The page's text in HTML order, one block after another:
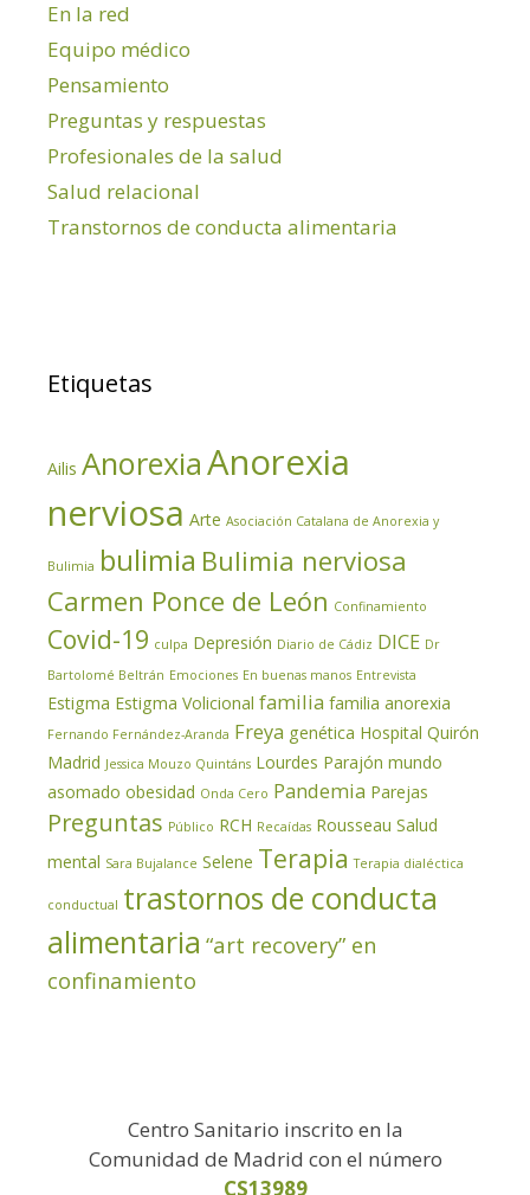
En la red
Equipo médico
Pensamiento
Preguntas y respuestas
Profesionales de la salud
Salud relacional
Transtornos de conducta alimentaria
Etiquetas
Ailis AnorexiaAnorexia
nerviosa Arte Asociación Catalana de Anorexia y
Bulimia bulimia Bulimia nerviosa
Carmen Ponce de León Confinamiento
Covid-19 culpa Depresión Diario de Cádiz DICE Dr
Bartolomé Beltrán Emociones En buenas manos Entrevista
Estigma Estigma Volicional familia familia anorexia
Fernando Fernández-Aranda Freya genética Hospital Quirón
Madrid Jessica Mouzo Quintáns Lourdes Parajón mundo
asomado obesidad Onda Cero Pandemia Parejas
Preguntas Público RCH Recaídas Rousseau Salud
mental Sara Bujalance Selene Terapia Terapia dialéctica
conductual trastornos de conducta
alimentaria “art recovery” en
confinamiento
Centro Sanitario inscrito en la
Comunidad de Madrid con el número
CS13989